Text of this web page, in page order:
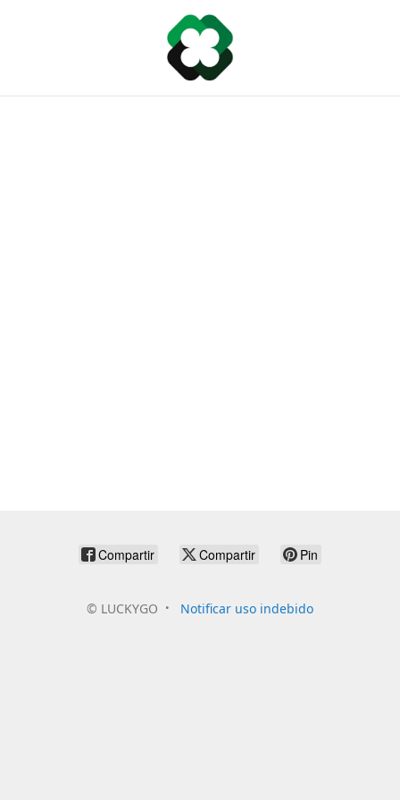
Compartir Compartir Pin
© LUCKYGO Notificar uso indebido